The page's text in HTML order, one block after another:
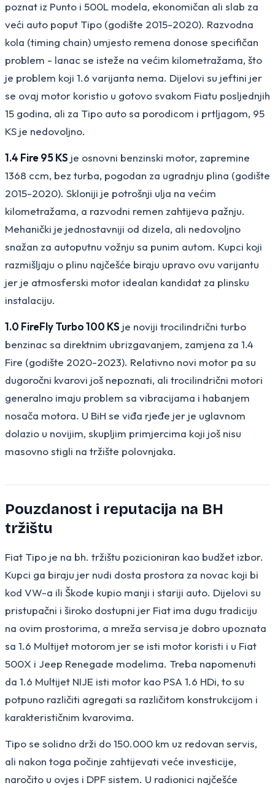
poznat iz Punto i 500L modela, ekonomičan ali slab za
veći auto poput Tipo (godište 2015-2020). Razvodna
kola (timing chain) umjesto remena donose specifičan
problem - lanac se isteže na većim kilometražama, što
je problem koji 1.6 varijanta nema. Dijelovi su jeftini jer
se ovaj motor koristio u gotovo svakom Fiatu posljednjih
15 godina, ali za Tipo auto sa porodicom i prtljagom, 95
KS je nedovoljno.
1.4 Fire 95 KS je osnovni benzinski motor, zapremine
1368 ccm, bez turba, pogodan za ugradnju plina (godište
2015-2020). Skloniji je potrošnji ulja na većim
kilometražama, a razvodni remen zahtijeva pažnju.
Mehanički je jednostavniji od dizela, ali nedovoljno
snažan za autoputnu vožnju sa punim autom. Kupci koji
razmišljaju o plinu najčešće biraju upravo ovu varijantu
jer je atmosferski motor idealan kandidat za plinsku
instalaciju.
1.0 FireFly Turbo 100 KS je noviji trocilindrični turbo
benzinac sa direktnim ubrizgavanjem, zamjena za 1.4
Fire (godište 2020-2023). Relativno novi motor pa su
dugoročni kvarovi još nepoznati, ali trocilindrični motori
generalno imaju problem sa vibracijama i habanjem
nosača motora. U BiH se viđa rjeđe jer je uglavnom
dolazio u novijim, skupljim primjercima koji još nisu
masovno stigli na tržište polovnjaka.
Pouzdanost i reputacija na BH
tržištu
Fiat Tipo je na bh. tržištu pozicioniran kao budžet izbor.
Kupci ga biraju jer nudi dosta prostora za novac koji bi
kod VW-a ili Škode kupio manji i stariji auto. Dijelovi su
pristupačni i široko dostupni jer Fiat ima dugu tradiciju
na ovim prostorima, a mreža servisa je dobro upoznata
sa 1.6 Multijet motorom jer se isti motor koristi i u Fiat
500X i Jeep Renegade modelima. Treba napomenuti
da 1.6 Multijet NIJE isti motor kao PSA 1.6 HDi, to su
potpuno različiti agregati sa različitom konstrukcijom i
karakterističnim kvarovima.
Tipo se solidno drži do 150.000 km uz redovan servis,
ali nakon toga počinje zahtijevati veće investicije,
naročito u ovjes i DPF sistem. U radionici najčešće